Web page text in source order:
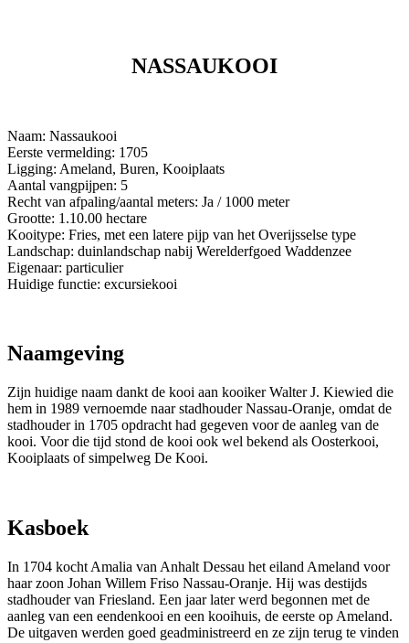
NASSAUKOOI
Naam: Nassaukooi
Eerste vermelding: 1705
Ligging: Ameland, Buren, Kooiplaats
Aantal vangpijpen: 5
Recht van afpaling/aantal meters: Ja / 1000 meter
Grootte: 1.10.00 hectare
Kooitype: Fries, met een latere pijp van het Overijsselse type
Landschap: duinlandschap nabij Werelderfgoed Waddenzee
Eigenaar: particulier
Huidige functie: excursiekooi
Naamgeving
Zijn huidige naam dankt de kooi aan kooiker Walter J. Kiewied die
hem in 1989 vernoemde naar stadhouder Nassau-Oranje, omdat de
stadhouder in 1705 opdracht had gegeven voor de aanleg van de
kooi. Voor die tijd stond de kooi ook wel bekend als Oosterkooi,
Kooiplaats of simpelweg De Kooi.
Kasboek
In 1704 kocht Amalia van Anhalt Dessau het eiland Ameland voor
haar zoon Johan Willem Friso Nassau-Oranje. Hij was destijds
stadhouder van Friesland. Een jaar later werd begonnen met de
aanleg van een eendenkooi en een kooihuis, de eerste op Ameland.
De uitgaven werden goed geadministreerd en ze zijn terug te vinden